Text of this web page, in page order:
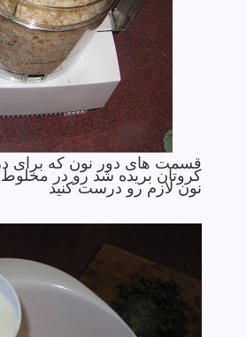
قسمت های دور نون که برای
کروتان بریده شد رو در مخلوط
نون لازم رو درست کنید